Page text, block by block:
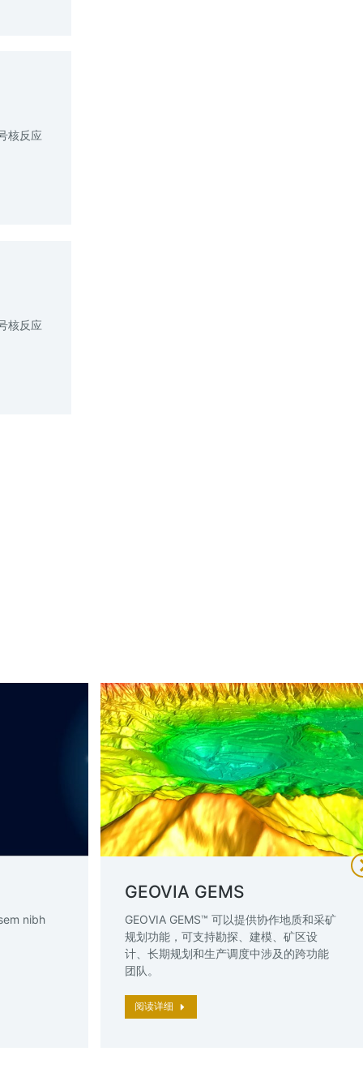
核反应
核反应
nibh
GEOVIA GEMS
GEOVIA GEMS™ 可以提供协作地质和采矿
规划功能，可支持勘探、建模、矿区设
计、长期规划和生产调度中涉及的跨功能
团队。
阅读详细